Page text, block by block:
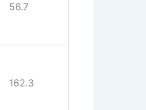
56.7
162.3